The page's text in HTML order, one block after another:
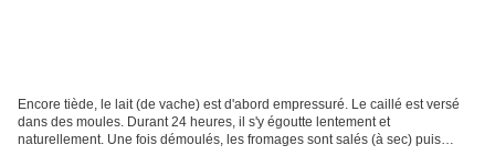
Encore tiède, le lait (de vache) est d'abord empressuré. Le caillé est versé
dans des moules. Durant 24 heures, il s'y égoutte lentement et
naturellement. Une fois démoulés, les fromages sont salés (à sec) puis